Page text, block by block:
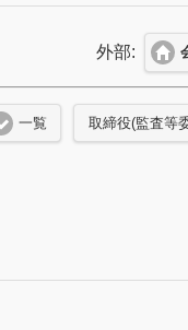
外部:
一覧 取締役(監査等